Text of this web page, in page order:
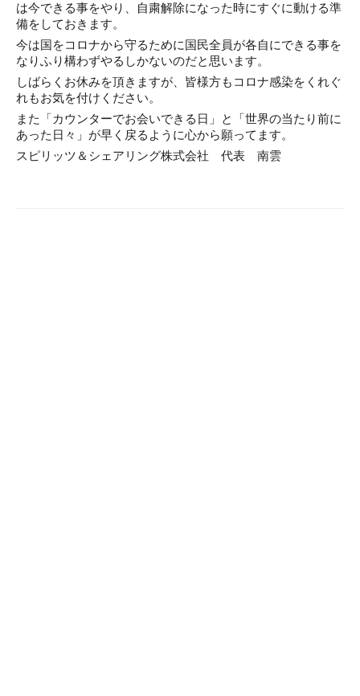
は今できる事をやり、自粛解除になった時にすぐに動ける準
備をしておきます。
今は国をコロナから守るために国民全員が各自にできる事を
なりふり構わずやるしかないのだと思います。
しばらくお休みを頂きますが、皆様方もコロナ感染をくれぐ
れもお気を付けください。
また「カウンターでお会いできる日」と「世界の当たり前に
あった日々」が早く戻るように心から願ってます。
スピリッツ＆シェアリング株式会社 代表 南雲